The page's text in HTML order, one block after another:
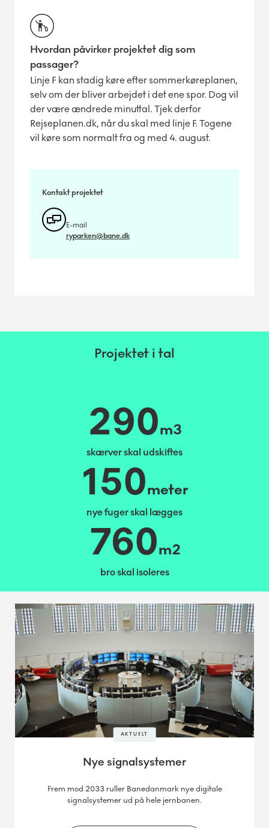
Hvordan påvirker projektet dig som
passager?
Linje F kan stadig køre efter sommerkøreplanen,
selv om der bliver arbejdet i det ene spor. Dog vil
der være ændrede minuttal. Tjek derfor
Rejseplanen.dk, når du skal med linje F. Togene
vil køre som normalt fra og med 4. august.
Kontakt projektet
E-mail
ryparken@bane.dk
Projektet i tal
290m3
skærver skal udskiftes
150meter
nye fuger skal lægges
760m2
bro skal isoleres
AKTUELT
Nye signalsystemer
Frem mod 2033 ruller Banedanmark nye digitale
signalsystemer ud på hele jernbanen.